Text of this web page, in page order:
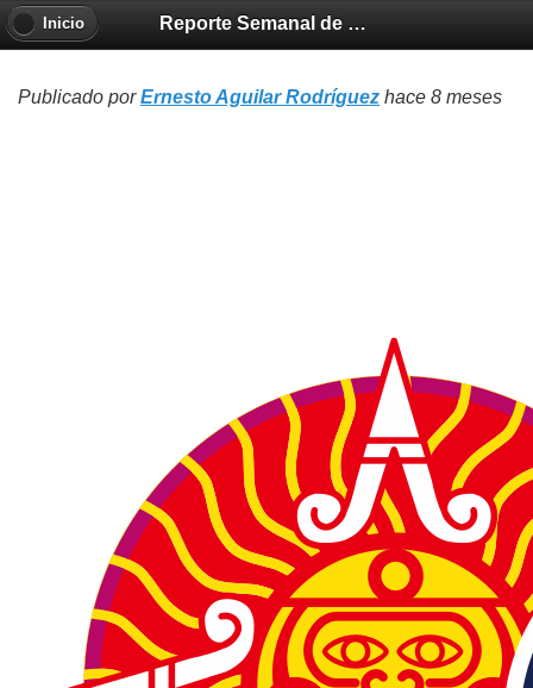
Reporte Semanal de Clima Espacial
Inicio
Publicado porErnesto Aguilar Rodríguez hace 8 meses